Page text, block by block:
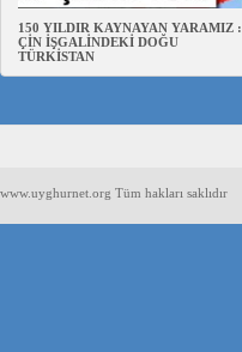
150 YILDIR KAYNAYAN YARAMIZ :
ÇİN İŞGALİNDEKİ DOĞU
TÜRKİSTAN
www.uyghurnet.org Tüm hakları saklıdır